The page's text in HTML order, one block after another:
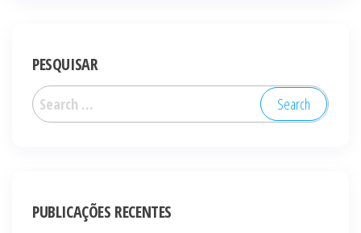
PESQUISAR
Search
for:
PUBLICAÇÕES RECENTES